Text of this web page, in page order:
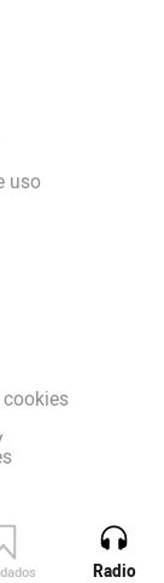
Revista
Radio
uso